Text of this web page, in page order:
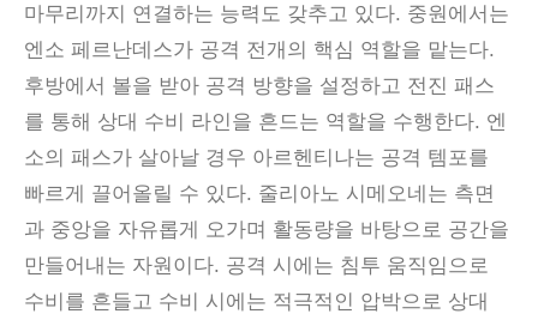
마무리까지 연결하는 능력도 갖추고 있다. 중원에서는
엔소 페르난데스가 공격 전개의 핵심 역할을 맡는다.
후방에서 볼을 받아 공격 방향을 설정하고 전진 패스
를 통해 상대 수비 라인을 흔드는 역할을 수행한다. 엔
소의 패스가 살아날 경우 아르헨티나는 공격 템포를
빠르게 끌어올릴 수 있다. 줄리아노 시메오네는 측면
과 중앙을 자유롭게 오가며 활동량을 바탕으로 공간을
만들어내는 자원이다. 공격 시에는 침투 움직임으로
수비를 흔들고 수비 시에는 적극적인 압박으로 상대